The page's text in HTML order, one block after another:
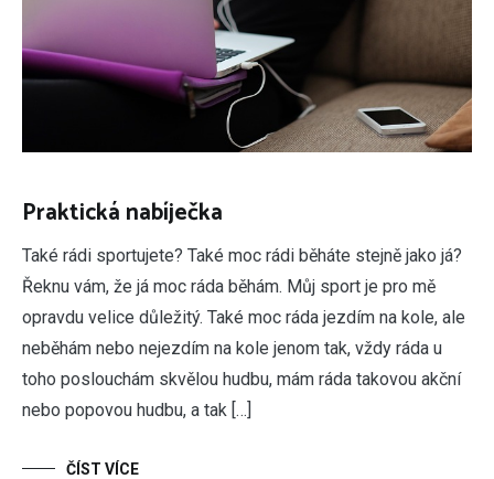
Praktická nabíječka
Také rádi sportujete? Také moc rádi běháte stejně jako já?
Řeknu vám, že já moc ráda běhám. Můj sport je pro mě
opravdu velice důležitý. Také moc ráda jezdím na kole, ale
neběhám nebo nejezdím na kole jenom tak, vždy ráda u
toho poslouchám skvělou hudbu, mám ráda takovou akční
nebo popovou hudbu, a tak […]
ČÍST VÍCE